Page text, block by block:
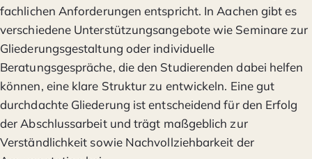
fachlichen Anforderungen entspricht. In Aachen gibt es
verschiedene Unterstützungsangebote wie Seminare zur
Gliederungsgestaltung oder individuelle
Beratungsgespräche, die den Studierenden dabei helfen
können, eine klare Struktur zu entwickeln. Eine gut
durchdachte Gliederung ist entscheidend für den Erfolg
der Abschlussarbeit und trägt maßgeblich zur
Verständlichkeit sowie Nachvollziehbarkeit der